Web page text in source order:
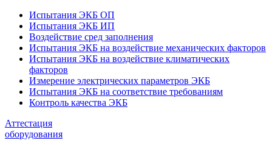
Испытания ЭКБ ОП
Испытания ЭКБ ИП
Воздействие сред заполнения
Испытания ЭКБ на воздействие механических факторов
Испытания ЭКБ на воздействие климатических
факторов
Измерение электрических параметров ЭКБ
Испытания ЭКБ на соответствие требованиям
Контроль качества ЭКБ
Аттестация
оборудования